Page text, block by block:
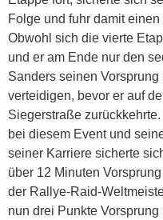
Folge und fuhr damit
Obwohl sich die vierte
und er am Ende nur den
Sanders seinen
verteidigen, bevor er auf
Siegerstraße
bei diesem Event und
seiner Karriere sicherte
über 12 Minuten
der Rallye-Raid-
nun drei Punkte Vorsprung